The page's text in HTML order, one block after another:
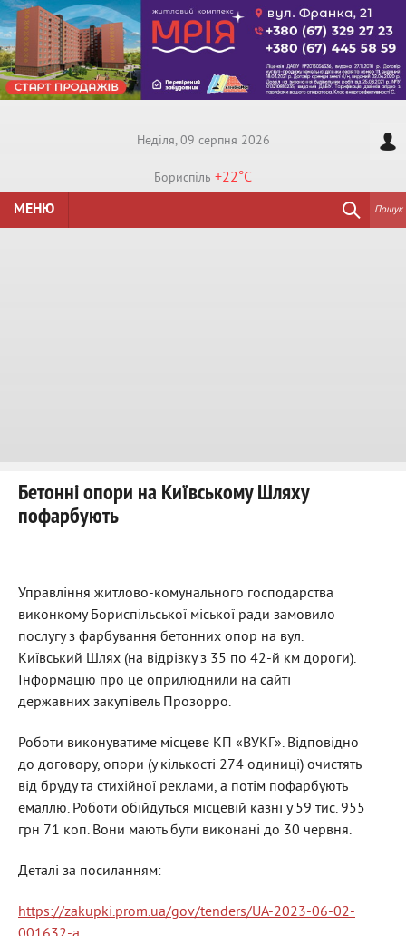
Недiля, 09 серпня 2026
Бориспiль +22°C
МЕНЮ
Пошук
Бетонні опори на Київському Шляху
пофарбують
Управління житлово-комунального господарства
виконкому Бориспільської міської ради замовило
послугу з фарбування бетонних опор на вул.
Київський Шлях (на відрізку з 35 по 42-й км дороги).
Інформацію про це оприлюднили на сайті
державних закупівель Прозорро.
Роботи виконуватиме місцеве КП «ВУКГ». Відповідно
до договору, опори (у кількості 274 одиниці) очистять
від бруду та стихійної реклами, а потім пофарбують
емаллю. Роботи обійдуться місцевій казні у 59 тис. 955
грн 71 коп. Вони мають бути виконані до 30 червня.
Деталі за посиланням:
https://zakupki.prom.ua/gov/tenders/UA-2023-06-02-